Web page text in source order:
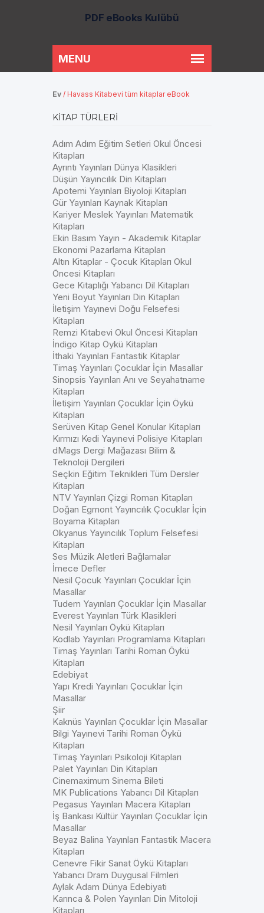
PDF eBooks Kulübü
Ev / Havass Kitabevi tüm kitaplar eBook
KITAP TÜRLERI
Adım Adım Eğitim Setleri Okul Öncesi
Kitapları
Ayrıntı Yayınları Dünya Klasikleri
Düşün Yayıncılık Din Kitapları
Apotemi Yayınları Biyoloji Kitapları
Gür Yayınları Kaynak Kitapları
Kariyer Meslek Yayınları Matematik
Kitapları
Ekin Basım Yayın - Akademik Kitaplar
Ekonomi Pazarlama Kitapları
Altın Kitaplar - Çocuk Kitapları Okul
Öncesi Kitapları
Gece Kitaplığı Yabancı Dil Kitapları
Yeni Boyut Yayınları Din Kitapları
İletişim Yayınevi Doğu Felsefesi
Kitapları
Remzi Kitabevi Okul Öncesi Kitapları
İndigo Kitap Öykü Kitapları
İthaki Yayınları Fantastik Kitaplar
Timaş Yayınları Çocuklar İçin Masallar
Sinopsis Yayınları Anı ve Seyahatname
Kitapları
İletişim Yayınları Çocuklar İçin Öykü
Kitapları
Serüven Kitap Genel Konular Kitapları
Kırmızı Kedi Yayınevi Polisiye Kitapları
dMags Dergi Mağazası Bilim &
Teknoloji Dergileri
Seçkin Eğitim Teknikleri Tüm Dersler
Kitapları
NTV Yayınları Çizgi Roman Kitapları
Doğan Egmont Yayıncılık Çocuklar İçin
Boyama Kitapları
Okyanus Yayıncılık Toplum Felsefesi
Kitapları
Ses Müzik Aletleri Bağlamalar
İmece Defler
Nesil Çocuk Yayınları Çocuklar İçin
Masallar
Tudem Yayınları Çocuklar İçin Masallar
Everest Yayınları Türk Klasikleri
Nesil Yayınları Öykü Kitapları
Kodlab Yayınları Programlama Kitapları
Timaş Yayınları Tarihi Roman Öykü
Kitapları
Edebiyat
Yapı Kredi Yayınları Çocuklar İçin
Masallar
Şiir
Kaknüs Yayınları Çocuklar İçin Masallar
Bilgi Yayınevi Tarihi Roman Öykü
Kitapları
Timaş Yayınları Psikoloji Kitapları
Palet Yayınları Din Kitapları
Cinemaximum Sinema Bileti
MK Publications Yabancı Dil Kitapları
Pegasus Yayınları Macera Kitapları
İş Bankası Kültür Yayınları Çocuklar İçin
Masallar
Beyaz Balina Yayınları Fantastik Macera
Kitapları
Cenevre Fikir Sanat Öykü Kitapları
Yabancı Dram Duygusal Filmleri
Aylak Adam Dünya Edebiyati
Karınca & Polen Yayınları Din Mitoloji
Kitapları